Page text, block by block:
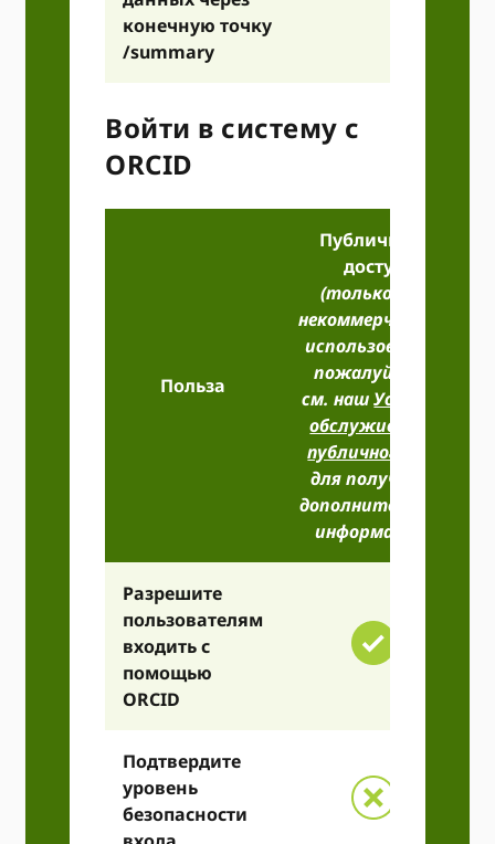
конечную точку
/summary
Войти в систему с
ORCID
Польза
Публичный
доступ
(только для
некоммерческого
использования,
пожалуйста,
см. нашУсловия
обслуживания
публичного API
для получения
дополнительной
информации)
Разрешите
пользователям
входить с
помощью
ORCID
Подтвердите
уровень
безопасности